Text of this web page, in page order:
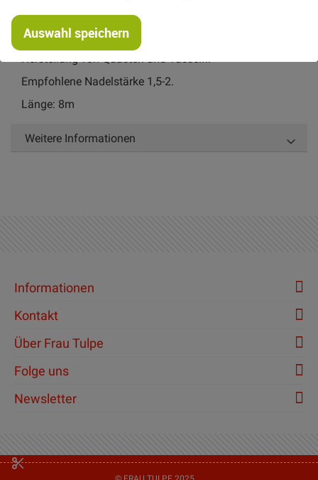
Auswahl speichern
Ideal geeignet für Kreuzstich, Buntstickerei,
Straminstickerei und vielem mehr, wie z.B zur
Herstellung von Quasten und Tasseln.
Empfohlene Nadelstärke 1,5-2.
Länge: 8m
Weitere Informationen
Informationen
Kontakt
Über Frau Tulpe
Folge uns
Newsletter